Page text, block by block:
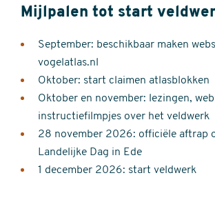
Mijlpalen tot start
September: beschikbaar maken
vogelatlas.nl
Oktober: start claimen atlasblokken
Oktober en november: lezingen,
instructiefilmpjes over het veldwerk
28 november 2026: officiële aftrap
Landelijke Dag in Ede
1 december 2026: start veldwerk